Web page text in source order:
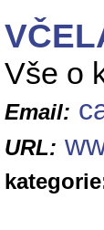
Vše o
Email:
URL: